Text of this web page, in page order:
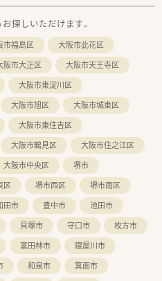
保しており、仕事とプライベートの
くことができます。
度と少なめで、さらに1分単位で残
を持って働けます。
用しており、週平均の実働が40時
管理を行っています。
探しいただけます。
市福島区
大阪市此花区
阪市大正区
大阪市天王寺区
大阪市東淀川区
大阪市旭区
大阪市城東区
大阪市東住吉区
大阪市鶴見区
大阪市住之江区
大阪市中央区
堺市
区 堺市西区
堺市南区
田市 豊中市
池田市
貝塚市 守口市
枚方市
富田林市
寝屋川市
和泉市
箕面市